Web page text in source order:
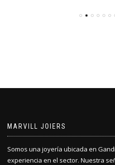
MARVILL JOIERS
Somos una joyería ubicada en
experiencia en el sector. Nuestra